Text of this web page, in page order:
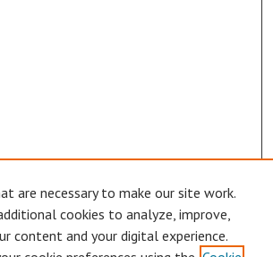
are necessary to make our site work.
cookies to analyze, improve,
content and your digital experience.